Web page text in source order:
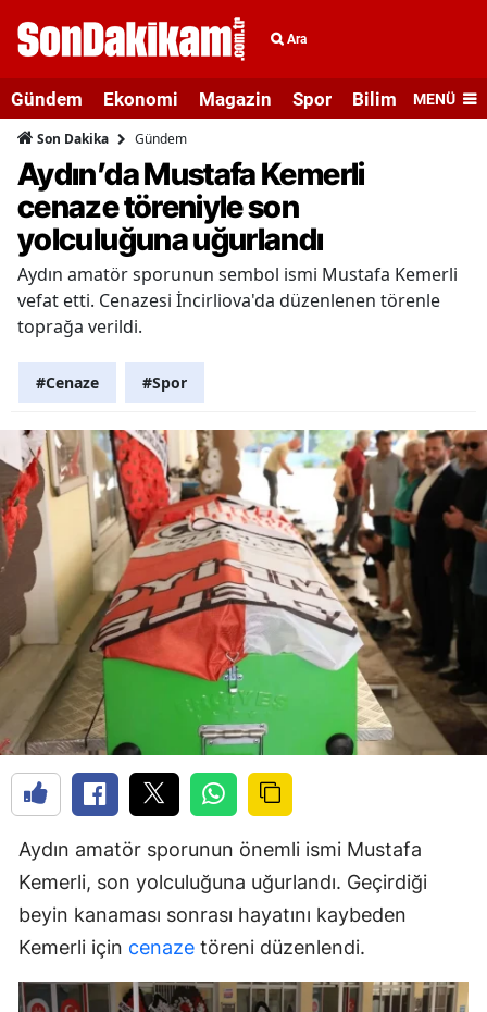
Ara
Gündem Ekonomi Magazin Spor Bilim veMENÜ
Son Dakika Gündem
Aydın’da Mustafa Kemerli
cenaze töreniyle son
yolculuğuna uğurlandı
Aydın amatör sporunun sembol ismi Mustafa Kemerli
vefat etti. Cenazesi İncirliova'da düzenlenen törenle
toprağa verildi.
#Cenaze #Spor
Aydın amatör sporunun önemli ismi Mustafa
Kemerli, son yolculuğuna uğurlandı. Geçirdiği
beyin kanaması sonrası hayatını kaybeden
Kemerli için cenaze töreni düzenlendi.